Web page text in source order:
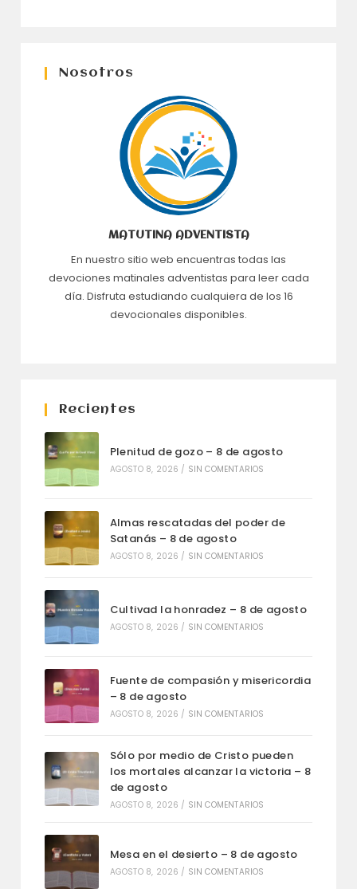
Nosotros
MATUTINA ADVENTISTA
En nuestro sitio web encuentras todas las
devociones matinales adventistas para leer cada
día. Disfruta estudiando cualquiera de los 16
devocionales disponibles.
Recientes
Plenitud de gozo – 8 de agosto
AGOSTO 8, 2026 / SIN COMENTARIOS
Almas rescatadas del poder de
Satanás – 8 de agosto
AGOSTO 8, 2026 / SIN COMENTARIOS
Cultivad la honradez – 8 de agosto
AGOSTO 8, 2026 / SIN COMENTARIOS
Fuente de compasión y misericordia
– 8 de agosto
AGOSTO 8, 2026 / SIN COMENTARIOS
Sólo por medio de Cristo pueden
los mortales alcanzar la victoria – 8
de agosto
AGOSTO 8, 2026 / SIN COMENTARIOS
Mesa en el desierto – 8 de agosto
AGOSTO 8, 2026 / SIN COMENTARIOS